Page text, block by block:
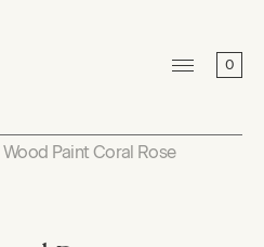
0
Wood Paint Coral Rose